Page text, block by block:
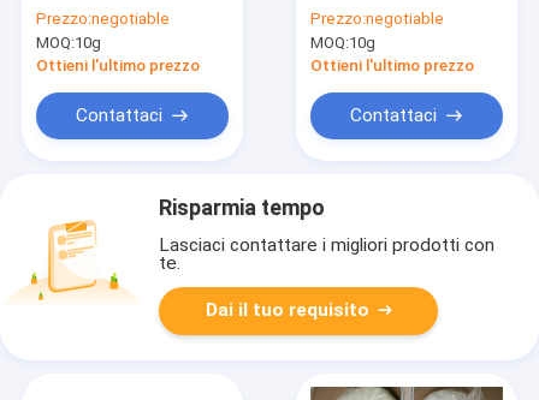
Gabapentin della
compressa di Cas
Nummer 99189-60-3
Prezzo:negotiable
MOQ:10g
Ottieni l'ultimo prezzo
Contattaci
Gabapentin per il
mediatore di
Gabapentin della
Prezzo:negotiable
MOQ:10g
Ottieni l'ultimo prezzo
Contattaci
Risparmia tempo
Lasciaci contattare i migliori prodotti con
te.
Dai il tuo requisito